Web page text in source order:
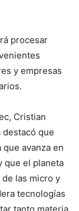
procesar
y empresas
Cristian
destacó que
avanza en
que el planeta
las micro y
tecnologías